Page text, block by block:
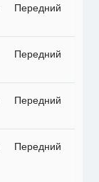
Передний
Передний
Передний
Передний